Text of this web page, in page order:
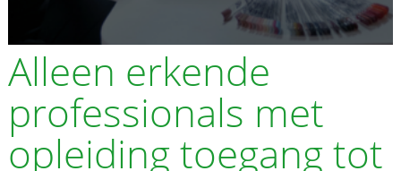
Alleen erkende
professionals met
opleiding toegang tot